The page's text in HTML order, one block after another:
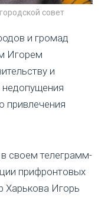
совет
и громад
Игорем
и
недопущения
привлечения
своем телеграмм-
прифронтовых
Харькова Игорь